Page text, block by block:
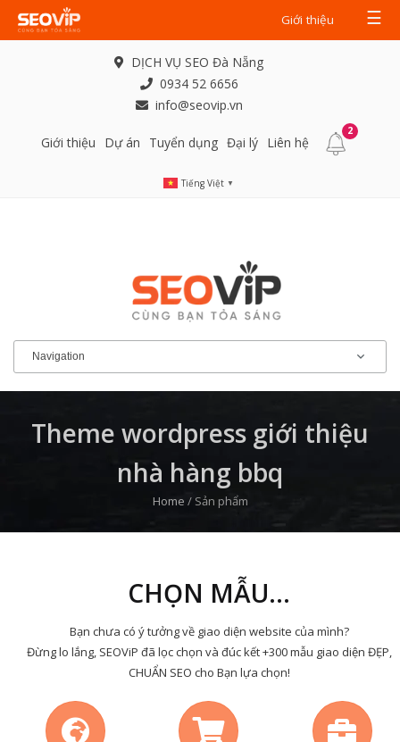
Giới thiệu ☰
DỊCH VỤ SEO Đà Nẵng
0934 52 6656
info@seovip.vn
Giới thiệu Dự án Tuyển dụng Đại lý Liên hệ
2
Tiếng Việt ▼
Theme wordpress giới thiệu
nhà hàng bbq
Home / Sản phẩm
CHỌN MẪU...
Bạn chưa có ý tưởng về giao diện website của mình?
Đừng lo lắng, SEOViP đã lọc chọn và đúc kết +300 mẫu giao diện ĐẸP,
CHUẨN SEO cho Bạn lựa chọn!